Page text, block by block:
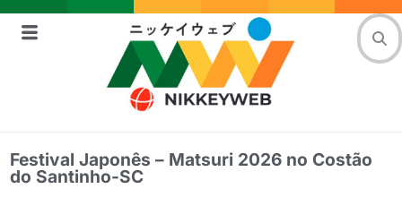
Festival Japonês – Matsuri 2026 no Costão
do Santinho-SC